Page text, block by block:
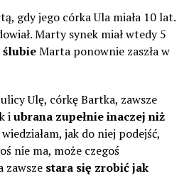
gdy jego córka Ula miała 10 lat.
Marty synek miał wtedy 5
ślubieMarta ponownie zaszła w
Ulę, córkę Bartka, zawsze
iubrana zupełnie inaczej niż
jak do niej podejść,
nie ma, może czegoś
zawsze stara się zrobić jak